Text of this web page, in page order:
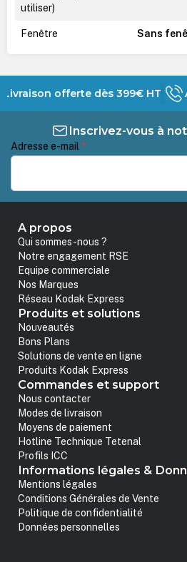
utiliser)
Fenêtre Sans
Livraison offerte dès 399€ HT
Inscrivez-vous à
Adresse e-mail *
A propos
Qui sommes-nous ?
Notre engagement RSE
Equipe commerciale
Nos Marques
Réseau Kodak Express
Produits et solutions
Nouveautés
Bons Plans
Solutions de vente en ligne
Produits Kodak Express
Commandes et support
Nous contacter
Modes de livraison
Moyens de paiement
Hotline Technique Tetenal
Profils ICC
Informations légales &
Mentions légales
Conditions Générales de Vente
Politique de confidentialité
Données personnelles